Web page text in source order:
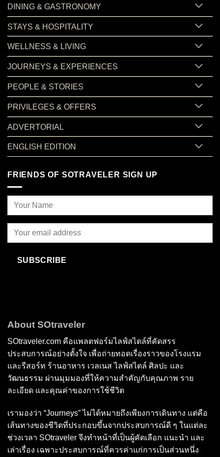
DINING & GASTRONOMY
STAYS & HOSPITALITY
WELLNESS & LIVING
JOURNEYS & EXPERIENCES
PEOPLE & STORIES
PRIVILEGES & OFFERS
ADVERTORIAL
ENGLISH EDITION
FRIENDS OF SOTRAVELER SIGN UP
SUBSCRIBE
About SOtraveler
SOtraveler.com คือแพลตฟอร์มไลฟ์สไตล์ที่คัดสรร
ประสบการณ์อย่างตั้งใจ เพื่อถ่ายทอดเรื่องราวของโรงแรม
และรีสอร์ท ร้านอาหาร เวลเนส ไลฟ์สไตล์ ศิลปะ และ
วัฒนธรรม ผ่านมุมมองที่ให้ความสำคัญกับคุณภาพ ราย
ละเอียด และคุณค่าของการใช้ชีวิต
เรามองว่า “Journeys” ไม่ได้หมายถึงเพียงการเดินทาง แต่คือ
เส้นทางของชีวิตที่ประกอบขึ้นจากประสบการณ์ดี ๆ ในแต่ละ
ช่วงเวลา SOtraveler จึงทำหน้าที่เป็นผู้คัดเลือก แนะนำ และ
เล่าเรื่อง เฉพาะประสบการณ์ที่ควรค่าแก่การเป็นส่วนหนึ่ง